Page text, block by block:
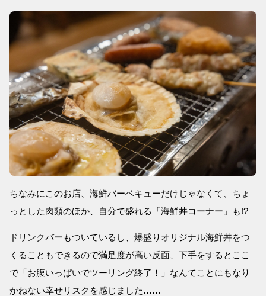
ちなみにこのお店、海鮮バーベキューだけじゃなくて、ちょ
っとした肉類のほか、自分で盛れる「海鮮丼コーナー」も!?
ドリンクバーもついているし、爆盛りオリジナル海鮮丼をつ
くることもできるので満足度が高い反面、下手をするとここ
で「お腹いっぱいでツーリング終了！」なんてことにもなり
かねない幸せリスクを感じました……